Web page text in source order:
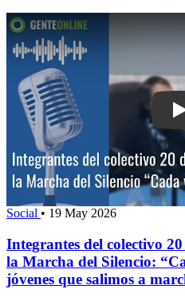
Social • 19 May 2026
Integrantes del colectivo
la Marcha del Silencio:
jóvenes que salimos a